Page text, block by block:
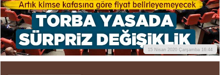
15 Nisan 2020 Çarşamba 16:44